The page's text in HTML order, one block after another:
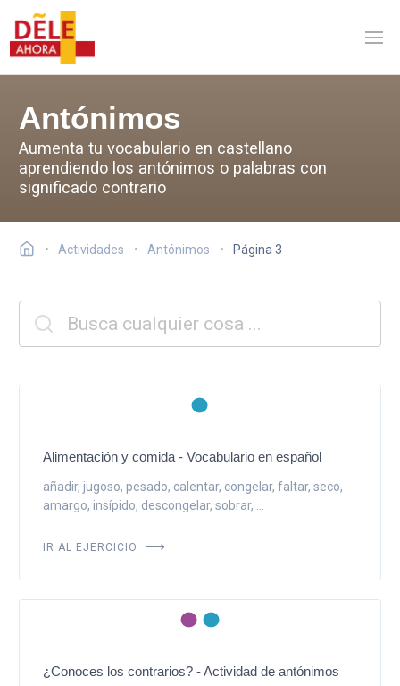
Antónimos
Aumenta tu vocabulario en castellano
aprendiendo los antónimos o palabras con
significado contrario
Actividades Antónimos Página 3
Alimentación y comida - Vocabulario en español
añadir, jugoso, pesado, calentar, congelar, faltar, seco,
amargo, insípido, descongelar, sobrar, ...
IR AL EJERCICIO
¿Conoces los contrarios? - Actividad de antónimos